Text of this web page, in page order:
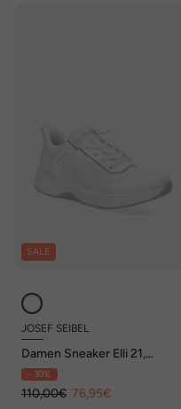
SALE
JOSEF SEIBEL
Damen Sneaker Elli 21,
weiss-grau
- 30%
110,00€ 76,95€